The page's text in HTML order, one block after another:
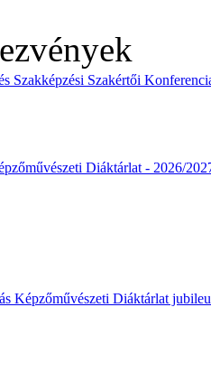
Szakképzési Szakértői
Diáktárlat - 2026/
Képzőművészeti Diáktárlat